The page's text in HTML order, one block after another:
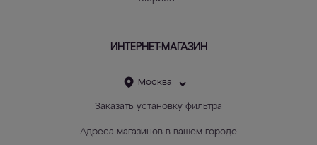
ИНТЕРНЕТ-МАГАЗИН
Москва
Заказать установку фильтра
Адреса магазинов в вашем городе